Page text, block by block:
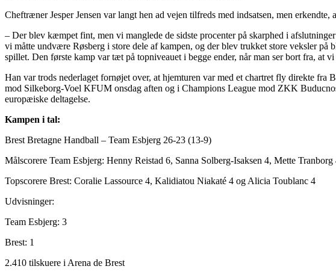
Cheftræner Jesper Jensen var langt hen ad vejen tilfreds med indsatsen, men
– Der blev kæmpet fint, men vi manglede de sidste procenter på skarphed i
vi måtte undvære Røsberg i store dele af kampen, og der blev trukket store veksler
spillet. Den første kamp var tæt på topniveauet i begge ender, når man ser bort fra, at
Han var trods nederlaget fornøjet over, at hjemturen var med et chartret fly direkte fra
mod Silkeborg-Voel KFUM onsdag aften og i Champions League mod ZKK
europæiske deltagelse.
Kampen i tal:
Brest Bretagne Handball – Team Esbjerg 26-23 (13-9)
Målscorere Team Esbjerg: Henny Reistad 6, Sanna Solberg-Isaksen 4, Mette
Topscorere Brest: Coralie Lassource 4, Kalidiatou Niakaté 4 og Alicia Toublanc 4
Udvisninger:
Team Esbjerg: 3
Brest: 1
2.410 tilskuere i Arena de Brest